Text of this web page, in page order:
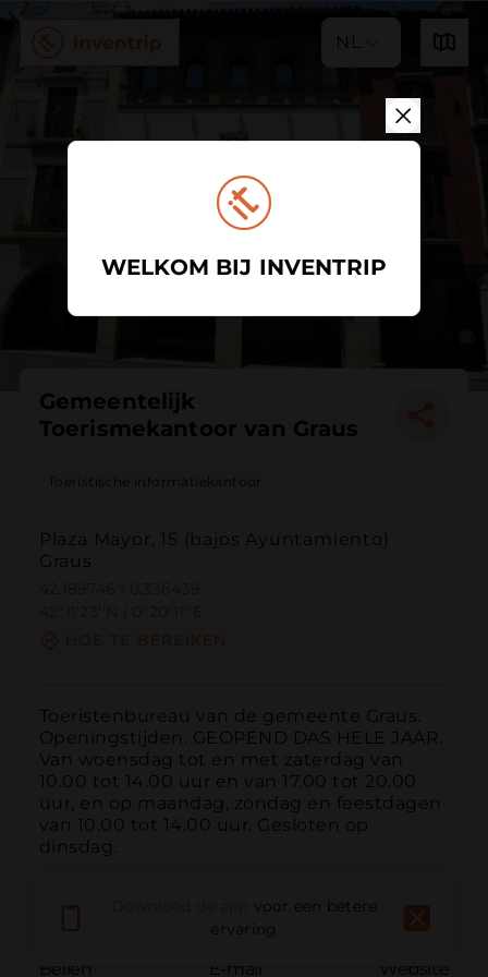
NL
Gemeentelijk
Toerismekantoor van Graus
Toeristische informatiekantoor
Plaza Mayor, 15 (bajos Ayuntamiento)
Graus
Toeristenbureau van de gemeente Graus.
Openingstijden: GEOPEND DAS HELE JAAR.
Van woensdag tot en met zaterdag van
10.00 tot 14.00 uur en van 17.00 tot 20.00
uur, en op maandag, zondag en feestdagen
van 10.00 tot 14.00 uur. Gesloten op
dinsdag.
Bellen E-mail Website
voor een betere
ervaring
WELKOM BIJ INVENTRIP